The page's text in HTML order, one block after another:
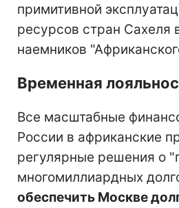
примитивной
ресурсов стран Сахеля
наемников
Временная
Все масштабные
России в африканские
регулярные решения о
многомиллиардных
обеспечить Москве